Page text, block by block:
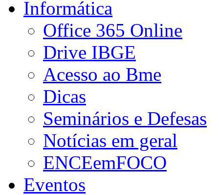
Informática
Office 365 Online
Drive IBGE
Acesso ao Bme
Dicas
Seminários e Defesas
Notícias em geral
ENCEemFOCO
Eventos